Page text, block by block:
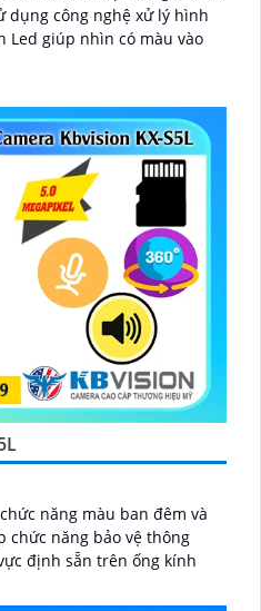
Led giúp nhìn có màu vào
năng màu ban đêm và
định sẵn trên ống kính